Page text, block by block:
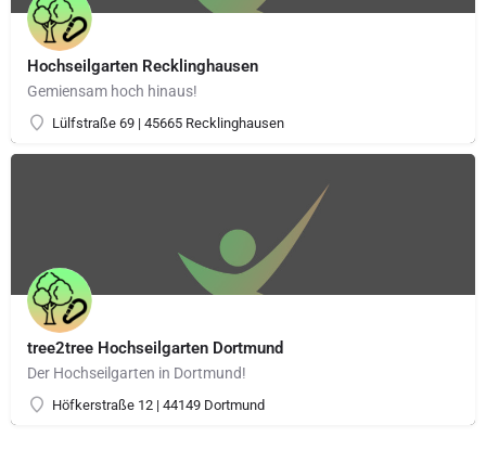
Hochseilgarten Recklinghausen
Gemiensam hoch hinaus!
Lülfstraße 69 | 45665 Recklinghausen
tree2tree Hochseilgarten Dortmund
Der Hochseilgarten in Dortmund!
Höfkerstraße 12 | 44149 Dortmund